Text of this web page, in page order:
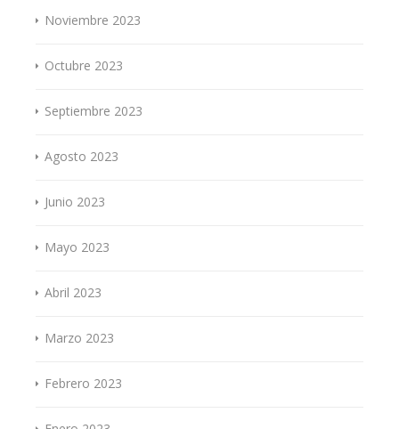
Noviembre 2023
Octubre 2023
Septiembre 2023
Agosto 2023
Junio 2023
Mayo 2023
Abril 2023
Marzo 2023
Febrero 2023